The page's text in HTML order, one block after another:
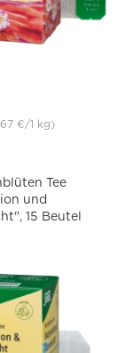
€/1 kg)
Tee
und
15 Beutel